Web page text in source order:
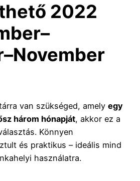
2022
van szükséged, amely egy
három hónapját, akkor ez a
Könnyen
és praktikus – ideális mind
használatra.